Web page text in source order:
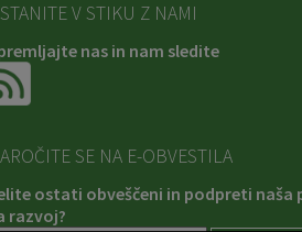
V STIKU Z NAMI
nas in nam sledite
SE NA E-OBVESTILA
ostati obveščeni in podpreti naša
razvoj?